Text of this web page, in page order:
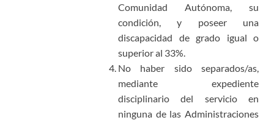
Comunidad Autónoma, su
condición, y poseer una
discapacidad de grado igual o
superior al 33%.
No haber sido separados/as,
mediante expediente
disciplinario del servicio en
ninguna de las Administraciones